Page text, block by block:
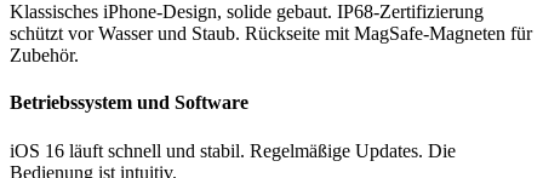
Klassisches iPhone-Design, solide gebaut. IP68-Zertifizierung
schützt vor Wasser und Staub. Rückseite mit MagSafe-Magneten für
Zubehör.
Betriebssystem und Software
iOS 16 läuft schnell und stabil. Regelmäßige Updates. Die
Bedienung ist intuitiv.